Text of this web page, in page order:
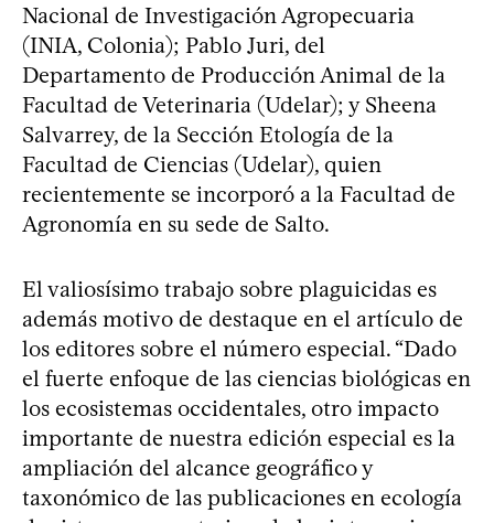
Nacional de Investigación Agropecuaria
(INIA, Colonia); Pablo Juri, del
Departamento de Producción Animal de la
Facultad de Veterinaria (Udelar); y Sheena
Salvarrey, de la Sección Etología de la
Facultad de Ciencias (Udelar), quien
recientemente se incorporó a la Facultad de
Agronomía en su sede de Salto.
El valiosísimo trabajo sobre plaguicidas es
además motivo de destaque en el artículo de
los editores sobre el número especial. “Dado
el fuerte enfoque de las ciencias biológicas en
los ecosistemas occidentales, otro impacto
importante de nuestra edición especial es la
ampliación del alcance geográfico y
taxonómico de las publicaciones en ecología